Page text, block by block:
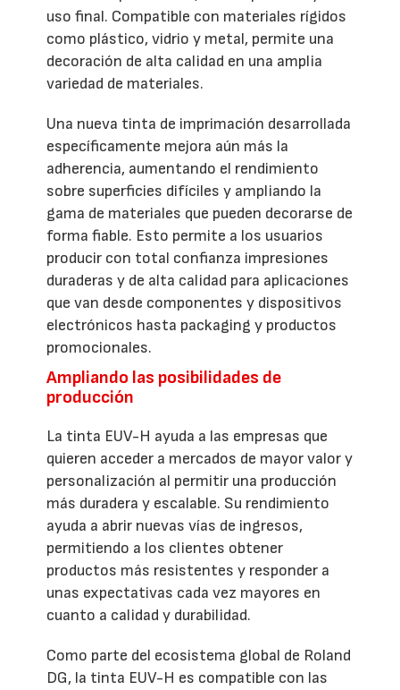
uso final. Compatible con materiales rígidos
como plástico, vidrio y metal, permite una
decoración de alta calidad en una amplia
variedad de materiales.
Una nueva tinta de imprimación desarrollada
específicamente mejora aún más la
adherencia, aumentando el rendimiento
sobre superficies difíciles y ampliando la
gama de materiales que pueden decorarse de
forma fiable. Esto permite a los usuarios
producir con total confianza impresiones
duraderas y de alta calidad para aplicaciones
que van desde componentes y dispositivos
electrónicos hasta packaging y productos
promocionales.
Ampliando las posibilidades de
producción
La tinta EUV-H ayuda a las empresas que
quieren acceder a mercados de mayor valor y
personalización al permitir una producción
más duradera y escalable. Su rendimiento
ayuda a abrir nuevas vías de ingresos,
permitiendo a los clientes obtener
productos más resistentes y responder a
unas expectativas cada vez mayores en
cuanto a calidad y durabilidad.
Como parte del ecosistema global de Roland
DG, la tinta EUV-H es compatible con las